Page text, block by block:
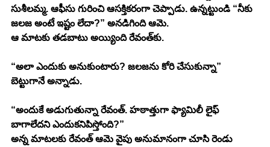
సుశీలమ్మ. ఆఫీసు గురించి ఆసక్తికరంగా చెప్పాడు. ఉన్నట్టుండి “నీకు
జలజ అంటే ఇష్టం లేదా?” అనడిగింది ఆమె.
ఆ మాటకు తడబాటు అయ్యింది రేవంత్‌కు.
“అలా ఎందుకు అనుకుంటారు? జలజను కోరి చేసుకున్నా”
బెట్టుగానే అన్నాడు.
“అందుకే అడుగుతున్నా రేవంత్. హఠాత్తుగా ఫ్యామిలీ లైఫ్
బాగాలేదని ఎందుకనిపిస్తోంది?”
అన్న మాటలకు రేవంత్ ఆమె వైపు అనుమానంగా చూసి రెండు